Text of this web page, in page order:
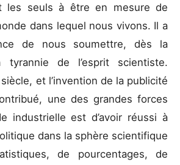
les seuls à être en mesure de
dans lequel nous vivons. Il a
de nous soumettre, dès la
tyrannie de l’esprit scientiste.
siècle, et l’invention de la publicité
une des grandes forces
industrielle est d’avoir réussi à
dans la sphère scientifique
de pourcentages, de